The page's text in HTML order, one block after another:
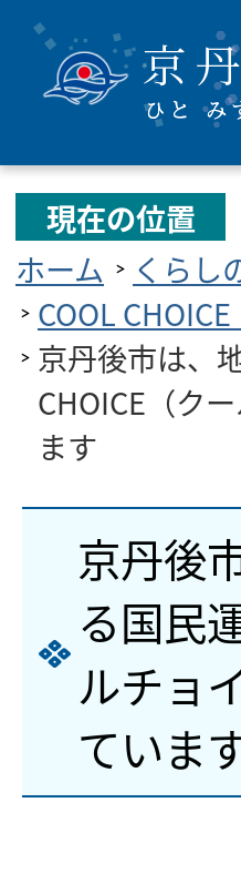
現在の位置
ホーム
くらし
COOL
京丹後市は、
CHOICE（ク
ます
京丹後
る国民
ルチョ
ていま